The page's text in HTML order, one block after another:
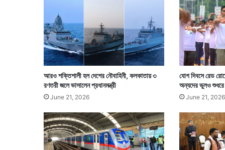
আরও শক্তিশালী হল দেশের নৌবাহিনী, কলকাতায় ৩
রণতরী জলে ভাসালেন প্রধানমন্ত্রী
June 21, 2026
যোগ দিবসে রেড
অন্যদের ভুলও শুধরে
June 21, 2026